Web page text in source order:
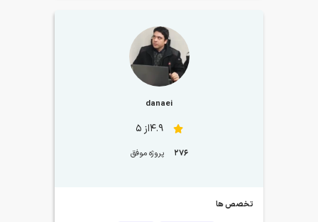
danaei
4.9از 5
276 پروژه موفق
تخصص ها